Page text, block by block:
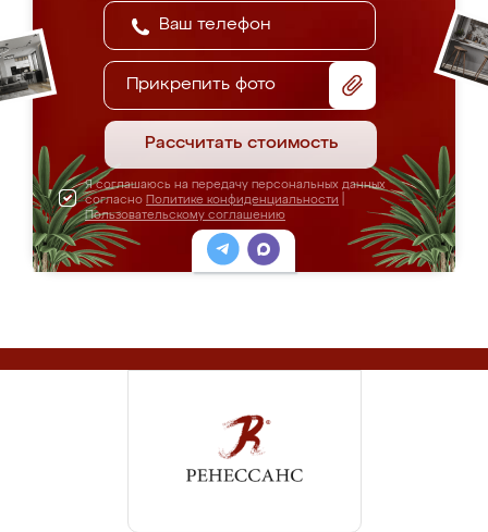
Прикрепить фото
Рассчитать стоимость
Я соглашаюсь на передачу персональных данных
согласно Политике конфиденциальности
Пользовательскому соглашению